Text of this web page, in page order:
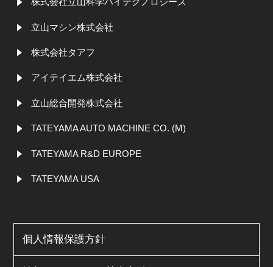
立山マシン株式会社
株式会社タアフ
アイテイエム株式会社
立山総合開発株式会社
TATEYAMA AUTO MACHINE CO. (M)
TATEYAMA R&D EUROPE
TATEYAMA USA
個人情報保護方針